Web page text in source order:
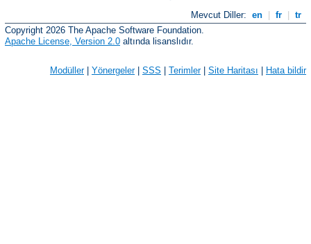
Mevcut Diller: en fr
tr
Copyright 2026 The Apache Software Foundation.
Apache License, Version 2.0 altında lisanslıdır.
Modüller| Yönergeler| SSS Terimler| Site Haritası Hata bildir